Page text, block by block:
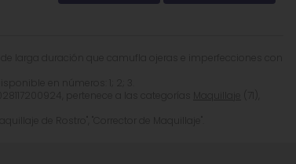
(Yellow 5 Lake), CI 15850 (Red 7 Lake),